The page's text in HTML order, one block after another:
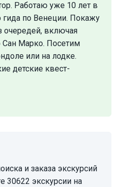
Работаю уже 10 лет в
гида по Венеции. Покажу
очередей, включая
Марко. Посетим
или на лодке.
детские квест-
и заказа экскурсий
30622 экскурсии на